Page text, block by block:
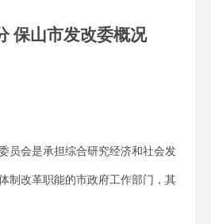
保山市发改委概况
员会是承担综合研究经济和社会发
制改革职能的市政府工作部门，其